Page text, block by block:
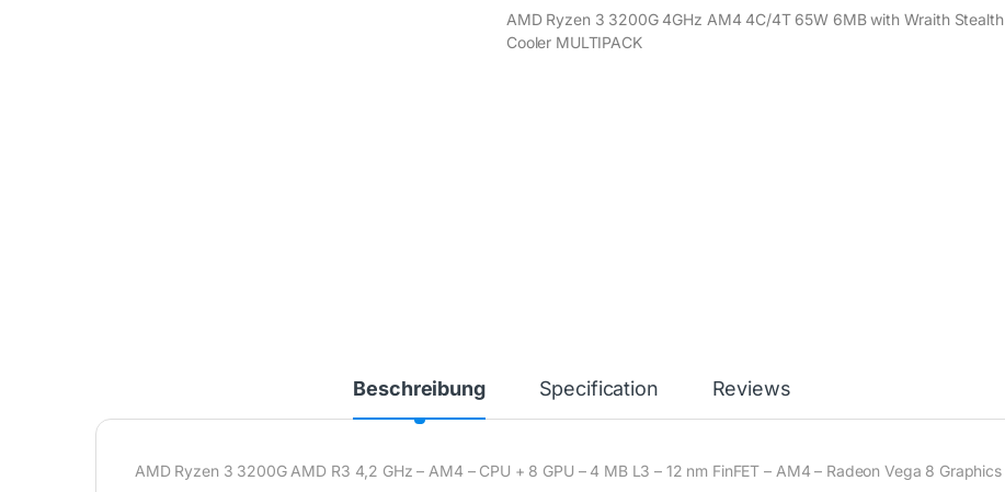
AMD Ryzen 3 3200G 4GHz AM4 4C/4T 65W 6MB with Wraith Stealth
Cooler MULTIPACK
Beschreibung Specification Reviews
AMD Ryzen 3 3200G AMD R3 4,2 GHz – AM4 – CPU + 8 GPU – 4 MB L3 – 12 nm FinFET – AM4 – Radeon Vega 8 Graphics